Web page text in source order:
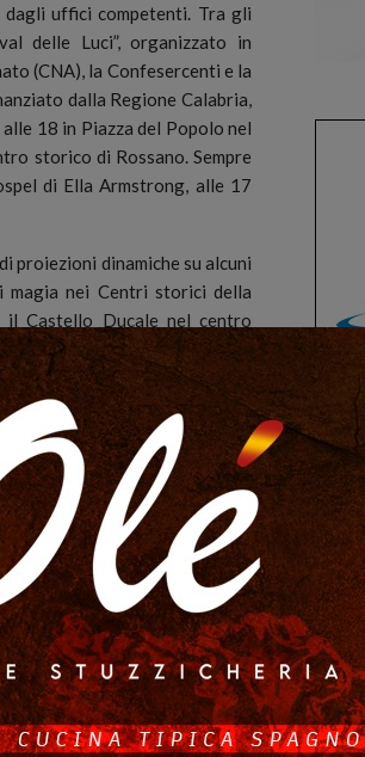
dagli uffici competenti. Tra gli
delle Luci”, organizzato in
(CNA), la Confesercenti e la
dalla Regione Calabria,
18 in Piazza del Popolo nel
storico di Rossano. Sempre
di Ella Armstrong, alle 17
proiezioni dinamiche su alcuni
magia nei Centri storici della
il Castello Ducale nel centro
Storico di Rossano e il
ducale, in particolare,
da chi percorrerà la SS.
beni storici ed architettonici e
diffonderanno le immagini dei
è quello relativo al
Cluster ed all’associazione
Fumetto, verrà proposto un
all’interno di Palazzo
disegnatori Tex e Dylan
fumetto, è previsto anche un
una mostra del fumetto,
suddivisa in quattro sezioni: